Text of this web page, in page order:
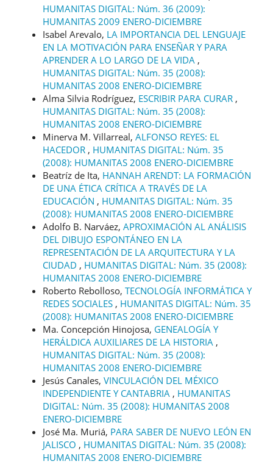
HUMANITAS DIGITAL: Núm. 36 (2009):
HUMANITAS 2009 ENERO-DICIEMBRE
Isabel Arevalo, LA IMPORTANCIA DEL LENGUAJE
EN LA MOTIVACIÓN PARA ENSEÑAR Y PARA
APRENDER A LO LARGO DE LA VIDA ,
HUMANITAS DIGITAL: Núm. 35 (2008):
HUMANITAS 2008 ENERO-DICIEMBRE
Alma Silvia Rodríguez, ESCRIBIR PARA CURAR ,
HUMANITAS DIGITAL: Núm. 35 (2008):
HUMANITAS 2008 ENERO-DICIEMBRE
Minerva M. Villarreal, ALFONSO REYES: EL
HACEDOR , HUMANITAS DIGITAL: Núm. 35
(2008): HUMANITAS 2008 ENERO-DICIEMBRE
Beatríz de Ita, HANNAH ARENDT: LA FORMACIÓN
DE UNA ÉTICA CRÍTICA A TRAVÉS DE LA
EDUCACIÓN , HUMANITAS DIGITAL: Núm. 35
(2008): HUMANITAS 2008 ENERO-DICIEMBRE
Adolfo B. Narváez, APROXIMACIÓN AL ANÁLISIS
DEL DIBUJO ESPONTÁNEO EN LA
REPRESENTACIÓN DE LA ARQUITECTURA Y LA
CIUDAD , HUMANITAS DIGITAL: Núm. 35 (2008):
HUMANITAS 2008 ENERO-DICIEMBRE
Roberto Rebolloso, TECNOLOGÍA INFORMÁTICA Y
REDES SOCIALES , HUMANITAS DIGITAL: Núm. 35
(2008): HUMANITAS 2008 ENERO-DICIEMBRE
Ma. Concepción Hinojosa, GENEALOGÍA Y
HERÁLDICA AUXILIARES DE LA HISTORIA ,
HUMANITAS DIGITAL: Núm. 35 (2008):
HUMANITAS 2008 ENERO-DICIEMBRE
Jesús Canales, VINCULACIÓN DEL MÉXICO
INDEPENDIENTE Y CANTABRIA , HUMANITAS
DIGITAL: Núm. 35 (2008): HUMANITAS 2008
ENERO-DICIEMBRE
José Ma. Muriá, PARA SABER DE NUEVO LEÓN EN
JALISCO , HUMANITAS DIGITAL: Núm. 35 (2008):
HUMANITAS 2008 ENERO-DICIEMBRE